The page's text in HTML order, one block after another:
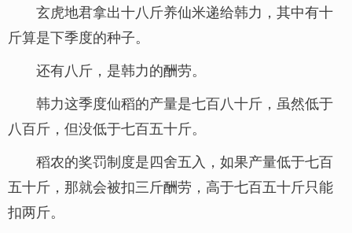
玄虎地君拿出十八斤养仙米递给韩力，其中有十
斤算是下季度的种子。
还有八斤，是韩力的酬劳。
韩力这季度仙稻的产量是七百八十斤，虽然低于
八百斤，但没低于七百五十斤。
稻农的奖罚制度是四舍五入，如果产量低于七百
五十斤，那就会被扣三斤酬劳，高于七百五十斤只能
扣两斤。